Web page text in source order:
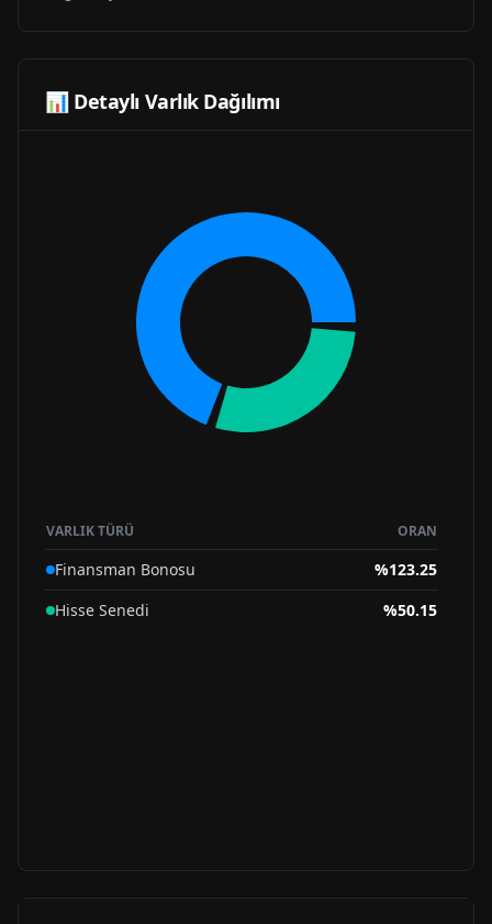
📊 Detaylı Varlık Dağılımı
VARLIK TÜRÜ ORAN
Finansman Bonosu %123.25
Hisse Senedi
%50.15